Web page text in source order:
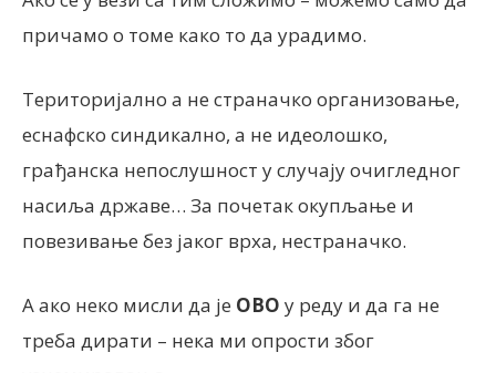
причамо о томе како то да урадимо.
Територијално а не страначко организовање,
еснафско синдикално, а не идеолошко,
грађанска непослушност у случају очигледног
насиља државе… За почетак окупљање и
повезивање без јаког врха, нестраначко.
А ако неко мисли да је ОВО у реду и да га не
треба дирати – нека ми опрости због